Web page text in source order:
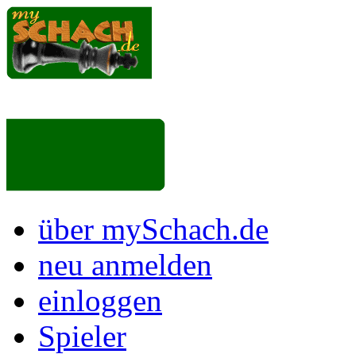
über mySchach.de
neu anmelden
einloggen
Spieler